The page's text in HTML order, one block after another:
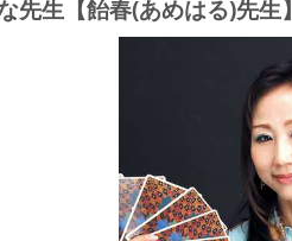
先生【飴春(あめはる)先生】